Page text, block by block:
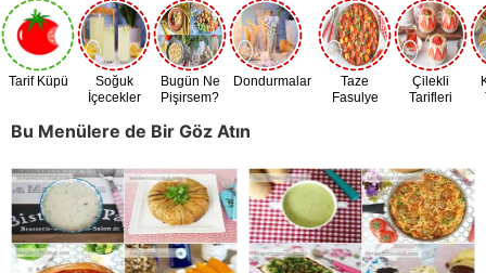
Tarif Küpü
Soğuk
İçecekler
Bugün Ne
Pişirsem?
Dondurmalar
Taze
Fasulye
Çilekli
Tarifleri
Bu Menülere de Bir Göz Atın